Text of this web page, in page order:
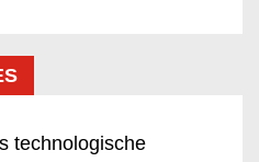
technologische